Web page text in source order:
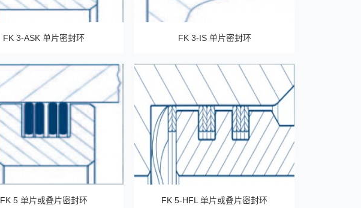
FK 3-ASK 单片密封环 FK 3-IS 单片密封环
FK 5 单片或叠片密封环 FK 5-HFL 单片或叠片密封环